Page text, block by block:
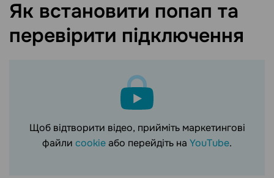
Як встановити попап та
перевірити підключення
Щоб відтворити відео, прийміть маркетингові
файли cookieабо перейдіть на YouTube.